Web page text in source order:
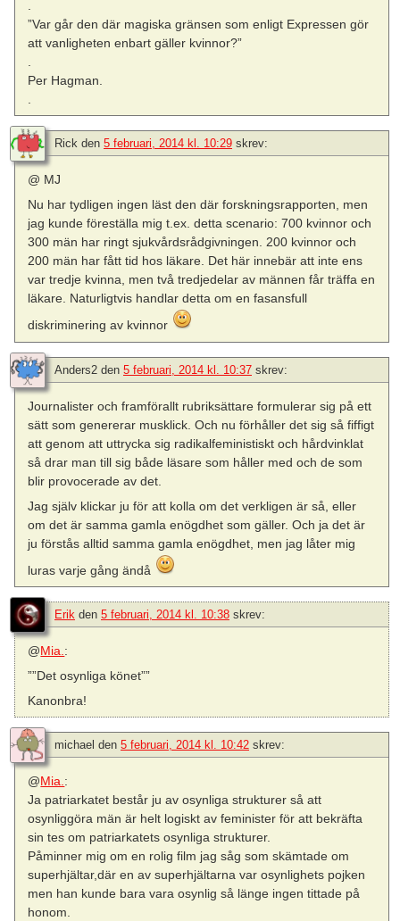
”Var går den där magiska gränsen som enligt Expressen gör
att vanligheten enbart gäller kvinnor?”
Per Hagman.
Rick den 5 februari, 2014 kl. 10:29 skrev:
@ MJ
Nu har tydligen ingen läst den där forskningsrapporten, men
jag kunde föreställa mig t.ex. detta scenario: 700 kvinnor och
300 män har ringt sjukvårdsrådgivningen. 200 kvinnor och
200 män har fått tid hos läkare. Det här innebär att inte ens
var tredje kvinna, men två tredjedelar av männen får träffa en
läkare. Naturligtvis handlar detta om en fasansfull
diskriminering av kvinnor
Anders2 den 5 februari, 2014 kl. 10:37 skrev:
Journalister och framförallt rubriksättare formulerar sig på ett
sätt som genererar musklick. Och nu förhåller det sig så fiffigt
att genom att uttrycka sig radikalfeministiskt och hårdvinklat
så drar man till sig både läsare som håller med och de som
blir provocerade av det.
Jag själv klickar ju för att kolla om det verkligen är så, eller
om det är samma gamla enögdhet som gäller. Och ja det är
ju förstås alltid samma gamla enögdhet, men jag låter mig
luras varje gång ändå
Erik den 5 februari, 2014 kl. 10:38 skrev:
@Mia. :
””Det osynliga könet””
Kanonbra!
michael den 5 februari, 2014 kl. 10:42 skrev:
@Mia.:
Ja patriarkatet består ju av osynliga strukturer så att
osynliggöra män är helt logiskt av feminister för att bekräfta
sin tes om patriarkatets osynliga strukturer.
Påminner mig om en rolig film jag såg som skämtade om
superhjältar,där en av superhjältarna var osynlighets pojken
men han kunde bara vara osynlig så länge ingen tittade på
honom.